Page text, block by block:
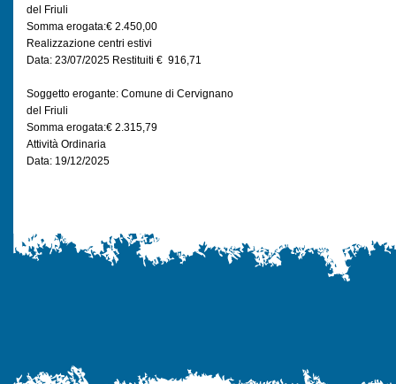
del Friuli
Somma erogata:€ 2.450,00
Realizzazione centri estivi
Data: 23/07/2025 Restituiti € 916,71
Soggetto erogante: Comune di Cervignano
del Friuli
Somma erogata:€ 2.315,79
Attività Ordinaria
Data: 19/12/2025